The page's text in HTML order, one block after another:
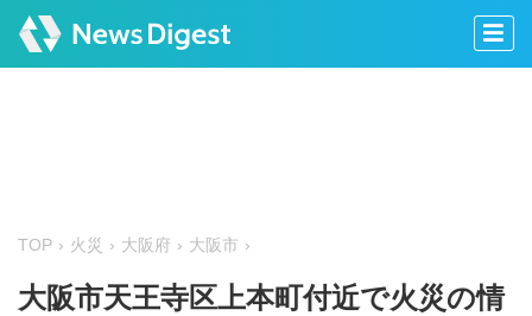
TOP 火災 大阪府 大阪市
大阪市天王寺区上本町付近で火災の情